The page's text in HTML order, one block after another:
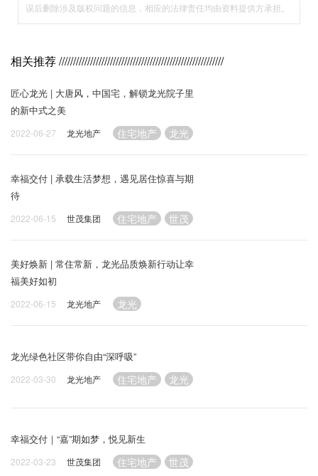
误后删除涉及版权问题的信息，相应的法律责任均由资料提供方承担。
相关推荐//////////////////////////////////////////////////////////
匠心龙光 | 大唐风，中国宅，解锁龙光院子里
的新中式之美
2022-06-27 龙光地产 住宅地产 龙光
幸福交付 | 承载生活梦想，遇见居住惊喜与期
待
2022-06-15 世茂集团 住宅地产 世茂
美好焕新 | 常住常新，龙光品质焕新行动让幸
福美好如初
2022-06-15 龙光地产 龙光
龙光绿色社区带你自由“深呼吸”
2022-03-30 龙光地产 住宅地产 龙光
幸福交付｜“嘉”期如梦，悦见新生
2022-03-23 世茂集团 住宅地产 世茂